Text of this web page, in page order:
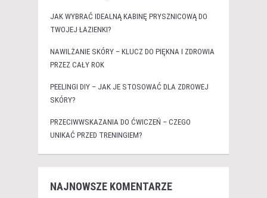
JAK WYBRAĆ IDEALNĄ KABINĘ PRYSZNICOWĄ DO
TWOJEJ ŁAZIENKI?
NAWILŻANIE SKÓRY – KLUCZ DO PIĘKNA I ZDROWIA
PRZEZ CAŁY ROK
PEELINGI DIY – JAK JE STOSOWAĆ DLA ZDROWEJ
SKÓRY?
PRZECIWWSKAZANIA DO ĆWICZEŃ – CZEGO
UNIKAĆ PRZED TRENINGIEM?
NAJNOWSZE KOMENTARZE